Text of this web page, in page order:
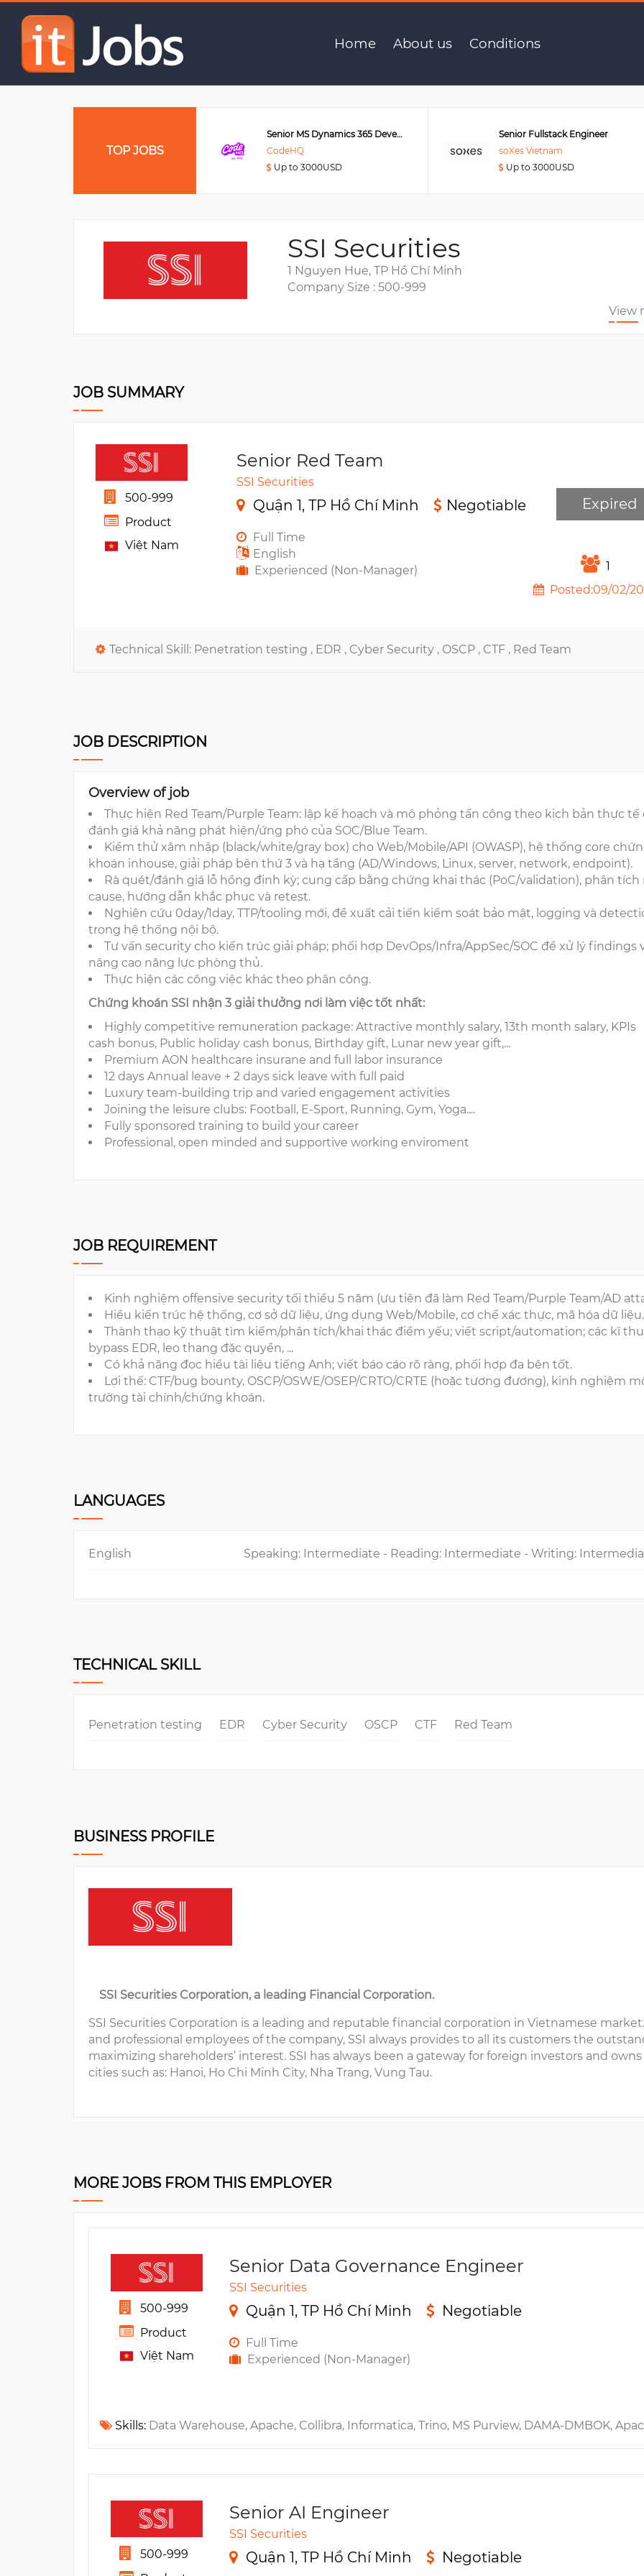
Home About us Conditions
TOP JOBS
Rakuten Fintech Vietnam
Senior MS Dynamics 365 Developer
CodeHQ
Up to 3000USD
Senior Fullstack Engineer
soXes Vietnam
Up to 3000USD
SSI Securities
1 Nguyen Hue, TP Hồ Chí Minh
Company Size : 500-999
View
JOB SUMMARY
500-999
Product
Việt Nam
Senior Red Team
SSI Securities
Quận 1, TP Hồ Chí Minh Negotiable
Full Time
English
Experienced (Non-Manager)
1
Posted:09/02/
Expired
Technical Skill: Penetration testing , EDR , Cyber Security , OSCP , CTF , Red Team
JOB DESCRIPTION
Overview of job
Thực hiện Red Team/Purple Team: lập kế hoạch và mô phỏng tấn công theo kịch bản thực tế
đánh giá khả năng phát hiện/ứng phó của SOC/Blue Team.
Kiểm thử xâm nhập (black/white/gray box) cho Web/Mobile/API (OWASP), hệ thống core
khoán inhouse, giải pháp bên thứ 3 và hạ tầng (AD/Windows, Linux, server, network, endpoint).
Rà quét/đánh giá lỗ hổng định kỳ; cung cấp bằng chứng khai thác (PoC/validation), phân tích
cause, hướng dẫn khắc phục và retest.
Nghiên cứu 0day/1day, TTP/tooling mới, đề xuất cải tiến kiểm soát bảo mật, logging và
trong hệ thống nội bộ.
Tư vấn security cho kiến trúc giải pháp; phối hợp DevOps/Infra/AppSec/SOC để xử lý findings
nâng cao năng lực phòng thủ.
Thực hiện các công việc khác theo phân công.
Chứng khoán SSI nhận 3 giải thưởng nơi làm việc tốt nhất:
Highly competitive remuneration package: Attractive monthly salary, 13th month salary, KPIs
cash bonus, Public holiday cash bonus, Birthday gift, Lunar new year gift,...
Premium AON healthcare insurane and full labor insurance
12 days Annual leave + 2 days sick leave with full paid
Luxury team-building trip and varied engagement activities
Joining the leisure clubs: Football, E-Sport, Running, Gym, Yoga....
Fully sponsored training to build your career
Professional, open minded and supportive working enviroment
JOB REQUIREMENT
Kinh nghiệm offensive security tối thiểu 5 năm (ưu tiên đã làm Red Team/Purple Team/AD
Hiểu kiến trúc hệ thống, cơ sở dữ liệu, ứng dụng Web/Mobile, cơ chế xác thực, mã hóa dữ liệu.
Thành thạo kỹ thuật tìm kiếm/phân tích/khai thác điểm yếu; viết script/automation; các kĩ
bypass EDR, leo thang đặc quyền, ...
Có khả năng đọc hiểu tài liệu tiếng Anh; viết báo cáo rõ ràng, phối hợp đa bên tốt.
Lợi thế: CTF/bug bounty, OSCP/OSWE/OSEP/CRTO/CRTE (hoặc tương đương), kinh nghiệm
trường tài chính/chứng khoán.
LANGUAGES
English Speaking: Intermediate - Reading: Intermediate - Writing:
TECHNICAL SKILL
Penetration testing EDR Cyber Security OSCP CTF Red Team
BUSINESS PROFILE
SSI Securities Corporation, a leading Financial Corporation.
SSI Securities Corporation is a leading and reputable financial corporation in Vietnamese
and professional employees of the company, SSI always provides to all its customers the
maximizing shareholders’ interest. SSI has always been a gateway for foreign investors and
cities such as: Hanoi, Ho Chi Minh City, Nha Trang, Vung Tau.
MORE JOBS FROM THIS EMPLOYER
500-999
Product
Việt Nam
Senior Data Governance Engineer
SSI Securities
Quận 1, TP Hồ Chí Minh Negotiable
Full Time
Experienced (Non-Manager)
Skills: Data Warehouse, Apache, Collibra, Informatica, Trino, MS Purview, DAMA-DMBOK, Apache Kafka, MS
500-999
Senior AI Engineer
SSI Securities
Quận 1, TP Hồ Chí Minh Negotiable